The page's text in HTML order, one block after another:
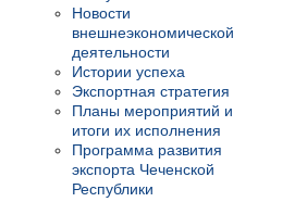
Новости
внешнеэкономической
деятельности
Истории успеха
Экспортная стратегия
Планы мероприятий и
итоги их исполнения
Программа развития
экспорта Чеченской
Республики